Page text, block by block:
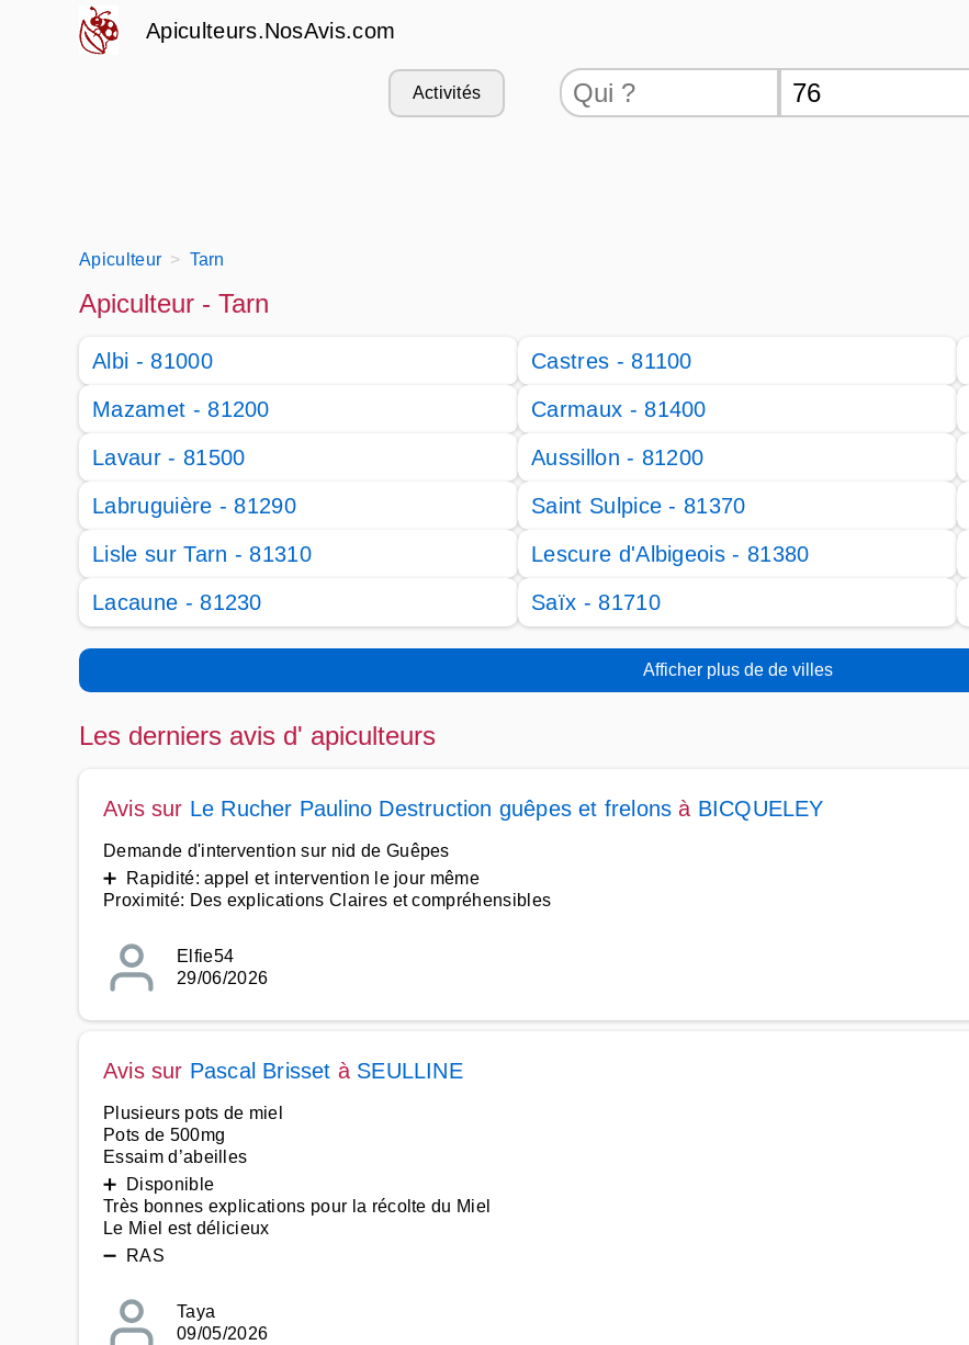
Apiculteurs.NosAvis.com
Activités
Apiculteur Tarn
Apiculteur - Tarn
Albi - 81000 Castres - 81100
Mazamet - 81200
Carmaux - 81400
Lavaur - 81500
Aussillon - 81200
Labruguière - 81290
Saint Sulpice - 81370
Lisle sur Tarn - 81310
Lescure d'Albigeois - 81380
Lacaune - 81230
Saïx - 81710
Afficher plus de de villes
Les derniers avis d' apiculteurs
Avis sur Le Rucher Paulino Destruction guêpes et frelons à BICQUELEY
Demande d'intervention sur nid de Guêpes
➕ Rapidité: appel et intervention le jour même
Proximité: Des explications Claires et compréhensibles
Elfie54
29/06/2026
Avis sur Pascal Brisset à SEULLINE
Plusieurs pots de miel
Pots de 500mg
Essaim d’abeilles
➕ Disponible
Très bonnes explications pour la récolte du Miel
Le Miel est délicieux
➖ RAS
Taya
09/05/2026